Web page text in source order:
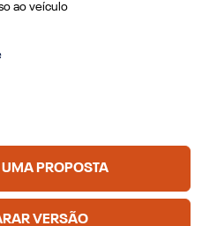
ao veículo
PROPOSTA
VERSÃO